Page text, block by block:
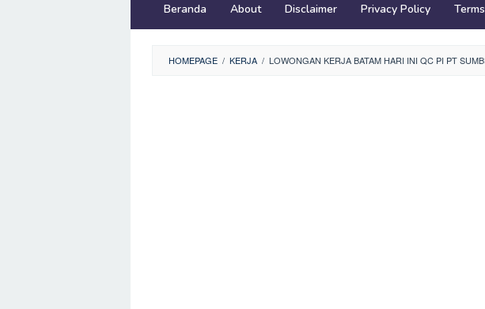
Beranda About Disclaimer Privacy Policy Terms
HOMEPAGE / KERJA / LOWONGAN KERJA BATAM HARI INI QC PI PT